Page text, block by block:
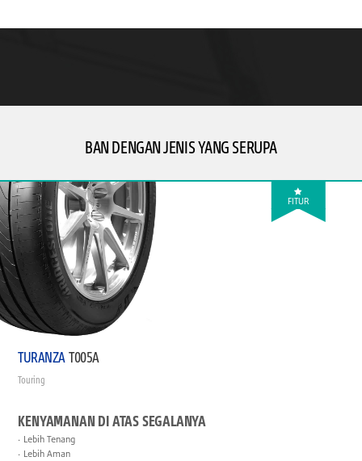
BAN DENGAN JENIS YANG SERUPA
FITUR
TURANZAT005A
Touring
KENYAMANAN DI ATAS SEGALANYA
Lebih Tenang
Lebih Aman